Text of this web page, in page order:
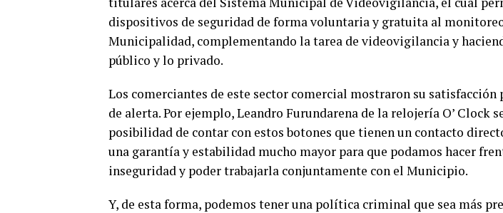
dispositivos de seguridad de forma voluntaria y gratuita al monitoreo
Municipalidad, complementando la tarea de videovigilancia y
público y lo privado.
Los comerciantes de este sector comercial mostraron su satisfacción
de alerta. Por ejemplo, Leandro Furundarena de la relojería O’ Clock
posibilidad de contar con estos botones que tienen un contacto
una garantía y estabilidad mucho mayor para que podamos hacer
inseguridad y poder trabajarla conjuntamente con el Municipio.
Y, de esta forma, podemos tener una política criminal que sea más